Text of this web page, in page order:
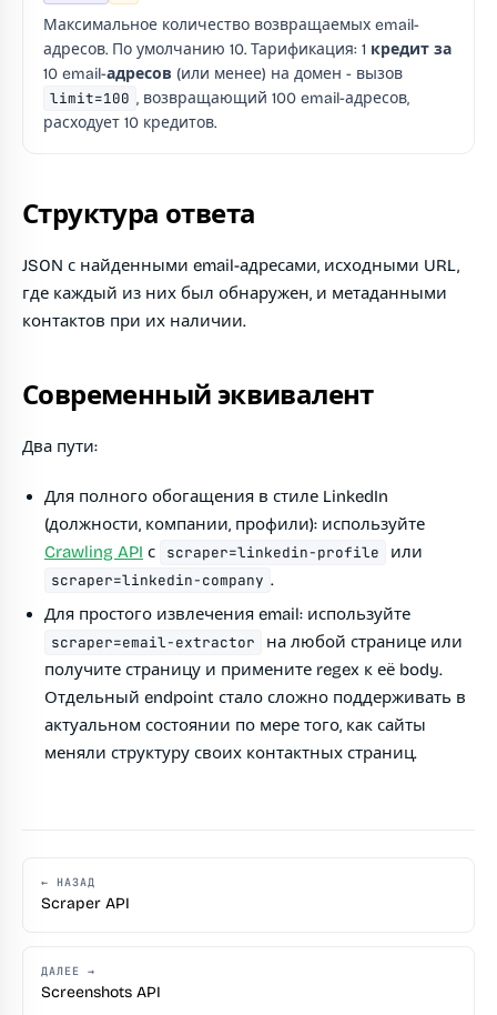
Максимальное количество возвращаемых email-
адресов. По умолчанию 10. Тарификация: 1 кредит за
10 email-адресов (или менее) на домен - вызов
limit=100 , возвращающий 100 email-адресов,
расходует 10 кредитов.
Структура ответа
JSON с найденными email-адресами, исходными URL,
где каждый из них был обнаружен, и метаданными
контактов при их наличии.
Современный эквивалент
Два пути:
Для полного обогащения в стиле LinkedIn
(должности, компании, профили): используйте
Crawling API с scraper=linkedin-profile или
scraper=linkedin-company .
Для простого извлечения email: используйте
scraper=email-extractor
на любой странице или
получите страницу и примените regex к её body.
Отдельный endpoint стало сложно поддерживать в
актуальном состоянии по мере того, как сайты
меняли структуру своих контактных страниц.
← НАЗАД
Scraper API
ДАЛЕЕ →
Screenshots API